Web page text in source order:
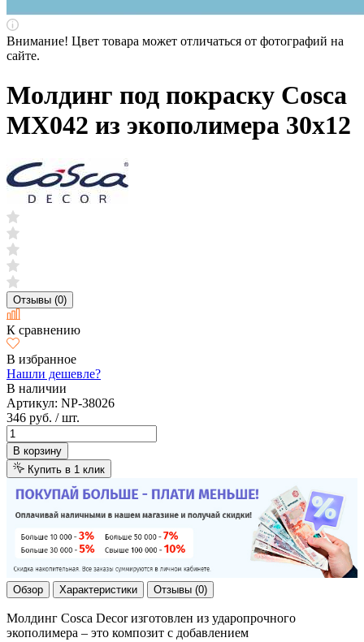
Внимание! Цвет товара может отличаться от фотографий на
сайте.
Молдинг под покраску Cosca
MX042 из экополимера 30х12
Отзывы (0)
К сравнению
В избранное
Нашли дешевле?
В наличии
Артикул: NP-38026
346 руб. / шт.
В корзину
Купить в 1 клик
Обзор Характеристики Отзывы (0)
Молдинг Cosca Decor изготовлен из ударопрочного
экополимера – это композит с добавлением